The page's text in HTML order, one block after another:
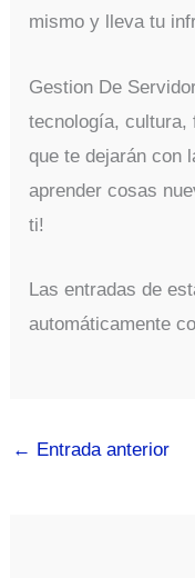
mismo y lleva tu
Gestion De
tecnología, cultura,
que te dejarán con
aprender cosas
ti!
Las entradas de
automáticamente
← Entrada anterior